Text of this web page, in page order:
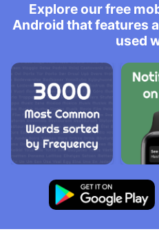
Explore our free
Android that features
used